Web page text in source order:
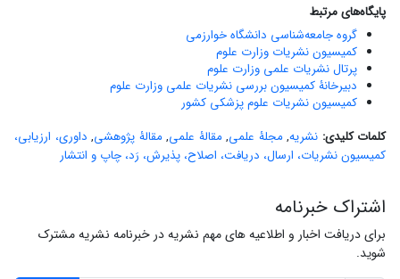
پایگاه‌های مرتبط
گروه جامعه‌شناسی دانشگاه خوارزمی
کمیسیون نشریات وزارت علوم
پرتال نشریات علمی وزارت علوم
دبیرخانۀ کمیسیون بررسی نشریات علمی وزارت علوم
کمیسیون نشریات علوم پزشکی کشور
کلمات کلیدی: نشریه,مجلۀ علمی,مقالۀ علمی,مقالۀ پژوهشی, داوری، ارزیابی،
کمیسیون نشریات، ارسال، دریافت، اصلاح، پذیرش، رَد، چاپ و انتشار
اشتراک خبرنامه
برای دریافت اخبار و اطلاعیه های مهم نشریه در خبرنامه نشریه مشترک
شوید.